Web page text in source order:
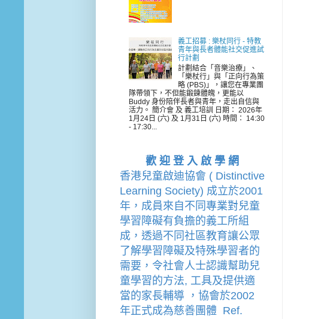
義工招募 : 樂杖同行 - 特教
青年與長者體能社交促進試
行計劃
計劃結合「音樂治療」、
「樂杖行」與「正向行為策
略 (PBS)」，讓您在專業團
隊帶領下，不但能鍛鍊體魄，更能以
Buddy 身份陪伴長者與青年，走出自信與
活力。 簡介會 及 義工培訓 日期： 2026年
1月24日 (六) 及 1月31日 (六) 時間： 14:30
- 17:30...
歡 迎 登 入 啟 學 網
香港兒童啟迪協會 ( Distinctive
Learning Society) 成立於2001
年，成員來自不同專業對兒童
學習障礙有負擔的義工所組
成，透過不同社區教育讓公眾
了解學習障礙及特殊學習者的
需要，令社會人士認識幫助兒
童學習的方法, 工具及提供適
當的家長輔導
， 協會於2002
年正式成為慈善團體  Ref.